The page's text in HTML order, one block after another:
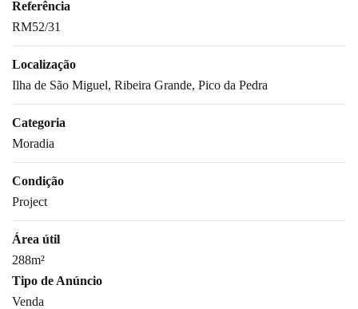
Referência
RM52/31
Localização
Ilha de São Miguel, Ribeira Grande, Pico da Pedra
Categoria
Moradia
Condição
Project
Área útil
288m²
Tipo de Anúncio
Venda